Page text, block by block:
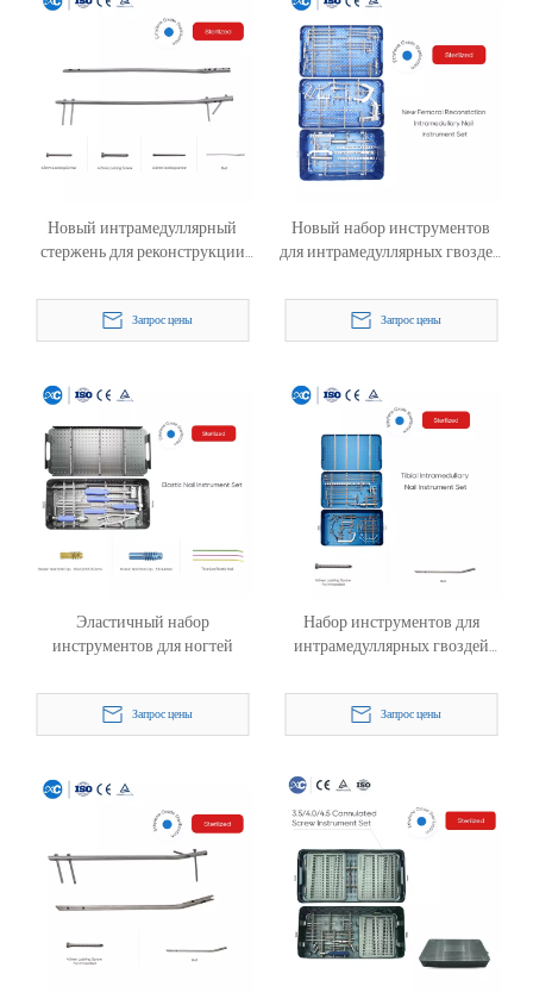
Новый интрамедуллярный
стержень для реконструкции
Запрос цены
Новый набор инструментов
для интрамедуллярных гвоздей
кости
Запрос цены
Эластичный набор
инструментов для ногтей
Запрос цены
Набор инструментов для
интрамедуллярных гвоздей
Запрос цены